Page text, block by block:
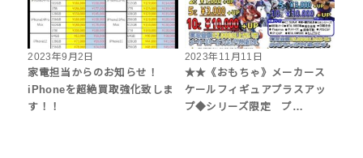
2023年9月2日
家電担当からのお知らせ！
iPhoneを超絶買取強化致しま
す！！
2023年11月11日
★★《おもちゃ》メーカース
ケールフィギュアプラスアッ
プ◆シリーズ限定 プ…